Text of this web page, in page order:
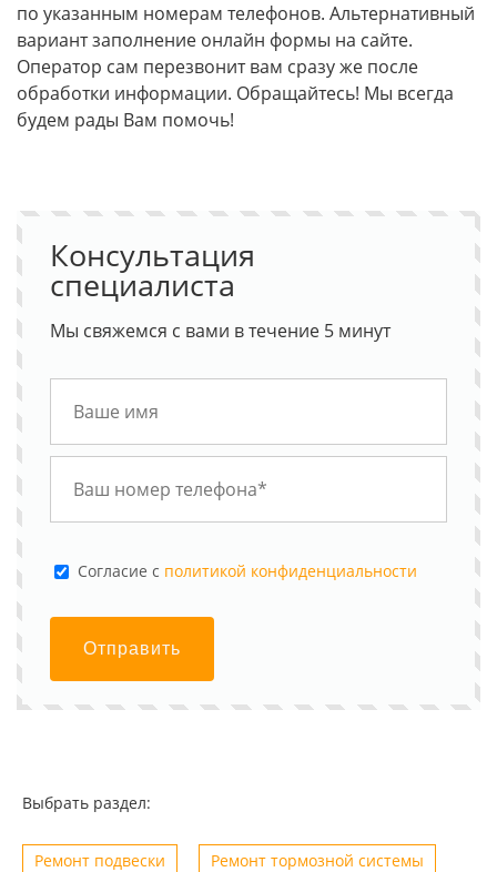
по указанным номерам телефонов. Альтернативный
вариант заполнение онлайн формы на сайте.
Оператор сам перезвонит вам сразу же после
обработки информации. Обращайтесь! Мы всегда
будем рады Вам помочь!
Консультация
специалиста
Мы свяжемся с вами в течение 5 минут
Cогласие с политикой конфиденциальности
Отправить
Выбрать раздел:
Ремонт подвески Ремонт тормозной системы